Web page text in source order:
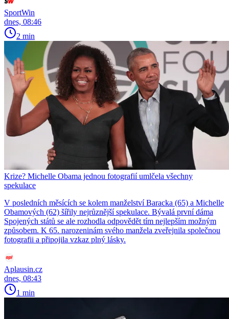
SportWin
dnes, 08:46
2 min
Krize? Michelle Obama jednou fotografií umlčela všechny
spekulace
V posledních měsících se kolem manželství Baracka (65) a Michelle
Obamových (62) šířily nejrůznější spekulace. Bývalá první dáma
Spojených států se ale rozhodla odpovědět tím nejlepším možným
způsobem. K 65. narozeninám svého manžela zveřejnila společnou
fotografii a připojila vzkaz plný lásky.
Aplausin.cz
dnes, 08:43
1 min